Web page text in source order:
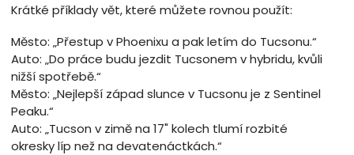
Krátké příklady vět, které můžete rovnou použít:
Město: „Přestup v Phoenixu a pak letím do Tucsonu.“
Auto: „Do práce budu jezdit Tucsonem v hybridu, kvůli
nižší spotřebě.“
Město: „Nejlepší západ slunce v Tucsonu je z Sentinel
Peaku.“
Auto: „Tucson v zimě na 17" kolech tlumí rozbité
okresky líp než na devatenáctkách.“